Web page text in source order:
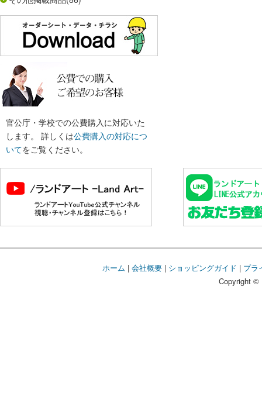
官公庁・学校での公費購入に対応いた
します。 詳しくは公費購入の対応につ
いてをご覧ください。
ホーム | 会社概要| ショッピングガイド | プラ
Copyright ©